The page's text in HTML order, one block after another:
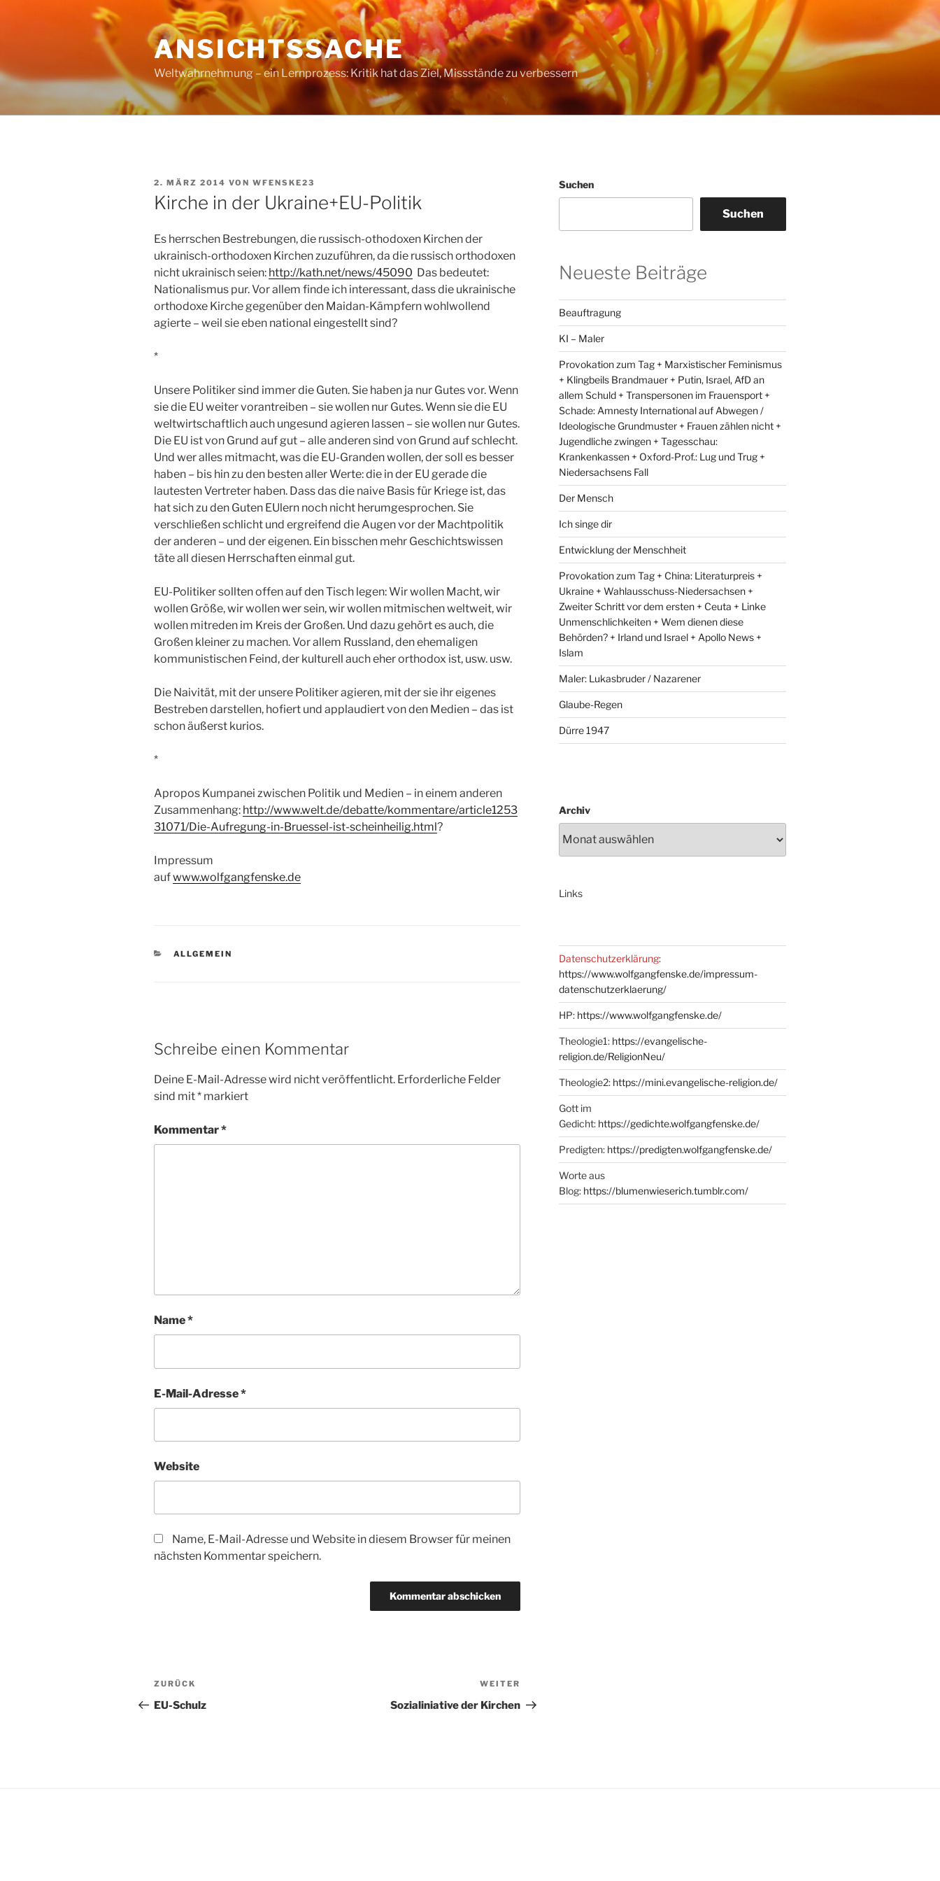
ANSICHTSSACHE
Weltwahrnehmung – ein Lernprozess: Kritik hat das Ziel, Missstände zu verbessern
VERÖFFENTLICHT
AM
2. MÄRZ 2014 VON WFENSKE23
Kirche in der Ukraine+EU-Politik
Es herrschen Bestrebungen, die russisch-othodoxen Kirchen der
ukrainisch-orthodoxen Kirchen zuzuführen, da die russisch orthodoxen
nicht ukrainisch seien: http://kath.net/news/45090 Das bedeutet:
Nationalismus pur. Vor allem finde ich interessant, dass die ukrainische
orthodoxe Kirche gegenüber den Maidan-Kämpfern wohlwollend
agierte – weil sie eben national eingestellt sind?
*
Unsere Politiker sind immer die Guten. Sie haben ja nur Gutes vor. Wenn
sie die EU weiter vorantreiben – sie wollen nur Gutes. Wenn sie die EU
weltwirtschaftlich auch ungesund agieren lassen – sie wollen nur Gutes.
Die EU ist von Grund auf gut – alle anderen sind von Grund auf schlecht.
Und wer alles mitmacht, was die EU-Granden wollen, der soll es besser
haben – bis hin zu den besten aller Werte: die in der EU gerade die
lautesten Vertreter haben. Dass das die naive Basis für Kriege ist, das
hat sich zu den Guten EUlern noch nicht herumgesprochen. Sie
verschließen schlicht und ergreifend die Augen vor der Machtpolitik
der anderen – und der eigenen. Ein bisschen mehr Geschichtswissen
täte all diesen Herrschaften einmal gut.
EU-Politiker sollten offen auf den Tisch legen: Wir wollen Macht, wir
wollen Größe, wir wollen wer sein, wir wollen mitmischen weltweit, wir
wollen mitreden im Kreis der Großen. Und dazu gehört es auch, die
Großen kleiner zu machen. Vor allem Russland, den ehemaligen
kommunistischen Feind, der kulturell auch eher orthodox ist, usw. usw.
Die Naivität, mit der unsere Politiker agieren, mit der sie ihr eigenes
Bestreben darstellen, hofiert und applaudiert von den Medien – das ist
schon äußerst kurios.
*
Apropos Kumpanei zwischen Politik und Medien – in einem anderen
Zusammenhang: http://www.welt.de/debatte/kommentare/article1253
31071/Die-Aufregung-in-Bruessel-ist-scheinheilig.html?
Impressum
aufwww.wolfgangfenske.de
KATEGORIEN
ALLGEMEIN
Schreibe einen Kommentar
Deine E-Mail-Adresse wird nicht veröffentlicht. Erforderliche Felder
sind mit* markiert
Kommentar*
Name*
E-Mail-Adresse*
Website
Name, E-Mail-Adresse und Website in diesem Browser für meinen
nächsten Kommentar speichern.
Beitragsnavigation
Vorheriger
Beitrag
ZURÜCK
EU-Schulz
Beitrag
WEITER
Sozialiniative der Kirchen
Suchen
Suchen
Neueste Beiträge
Beauftragung
KI – Maler
Provokation zum Tag + Marxistischer Feminismus
+ Klingbeils Brandmauer + Putin, Israel, AfD an
allem Schuld + Transpersonen im Frauensport +
Schade: Amnesty International auf Abwegen /
Ideologische Grundmuster + Frauen zählen nicht +
Jugendliche zwingen + Tagesschau:
Krankenkassen + Oxford-Prof.: Lug und Trug +
Niedersachsens Fall
Der Mensch
Ich singe dir
Entwicklung der Menschheit
Provokation zum Tag + China: Literaturpreis +
Ukraine + Wahlausschuss-Niedersachsen +
Zweiter Schritt vor dem ersten + Ceuta + Linke
Unmenschlichkeiten + Wem dienen diese
Behörden? + Irland und Israel + Apollo News +
Islam
Maler: Lukasbruder / Nazarener
Glaube-Regen
Dürre 1947
Archiv
Links
Datenschutzerklärung:
https://www.wolfgangfenske.de/impressum-
datenschutzerklaerung/
HP: https://www.wolfgangfenske.de/
Theologie1: https://evangelische-
religion.de/ReligionNeu/
Theologie2: https://mini.evangelische-religion.de/
Gott im
Gedicht: https://gedichte.wolfgangfenske.de/
Predigten: https://predigten.wolfgangfenske.de/
Worte aus
Blog: https://blumenwieserich.tumblr.com/